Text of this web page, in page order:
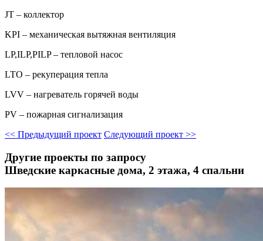
JT – коллектор
KPI – механическая вытяжная вентиляция
LP,ILP,PILP – тепловой насос
LTO – рекуперация тепла
LVV – нагреватель горячей воды
PV – пожарная сигнализация
<< Предыдущий проект Следующий проект >>
Другие проекты по запросу
Шведские каркасные дома, 2 этажа, 4 спальни